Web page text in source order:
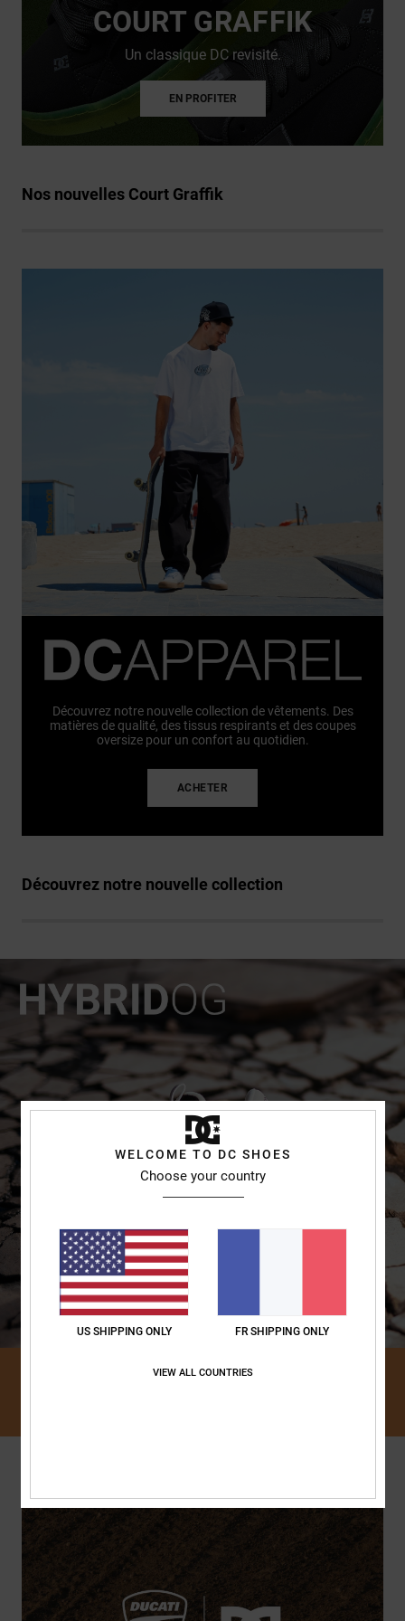
COURT GRAFFIK
Un classique DC revisité.
EN PROFITER
Nos nouvelles Court Graffik
Découvrez notre nouvelle collection de vêtements. Des
matières de qualité, des tissus respirants et des coupes
oversize pour un confort au quotidien.
ACHETER
Découvrez notre nouvelle collection
WELCOME TO DC SHOES
Choose your country
US SHIPPING ONLY FR SHIPPING ONLY
VIEW ALL COUNTRIES